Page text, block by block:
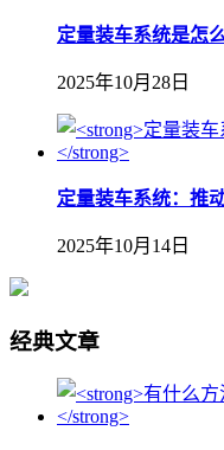
定量装车系统是怎
2025年10月28日
定量装车系统：推
2025年10月14日
经典文章